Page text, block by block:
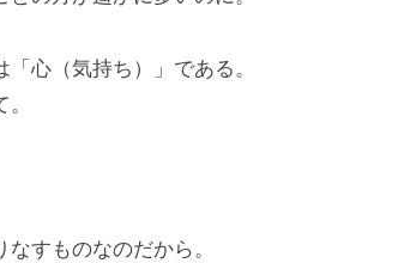
心（気持ち）」である。
すものなのだから。